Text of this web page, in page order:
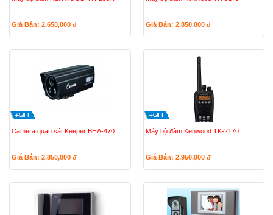
Giá Bán: 2,650,000 đ Giá Bán: 2,850,000 đ
Camera quan sát Keeper BHA-470
Giá Bán: 2,850,000 đ
Máy bộ đàm Kenwood TK-2170
Giá Bán: 2,950,000 đ